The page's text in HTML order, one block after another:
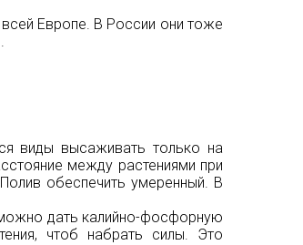
Европе. В России они тоже
виды высаживать только на
между растениями при
обеспечить умеренный. В
дать калийно-фосфорную
чтоб набрать силы. Это